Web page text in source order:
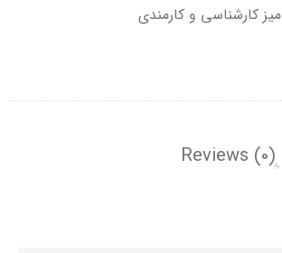
میز کارشناسی و کارمندی
Reviews (0)